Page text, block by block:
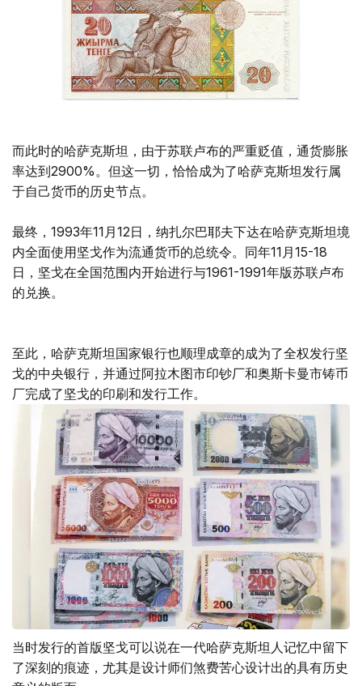
而此时的哈萨克斯坦，由于苏联卢布的严重贬值，通货膨胀
率达到2900%。但这一切，恰恰成为了哈萨克斯坦发行属
于自己货币的历史节点。
最终，1993年11月12日，纳扎尔巴耶夫下达在哈萨克斯坦境
内全面使用坚戈作为流通货币的总统令。同年11月15-18
日，坚戈在全国范围内开始进行与1961-1991年版苏联卢布
的兑换。
至此，哈萨克斯坦国家银行也顺理成章的成为了全权发行坚
戈的中央银行，并通过阿拉木图市印钞厂和奥斯卡曼市铸币
厂完成了坚戈的印刷和发行工作。
当时发行的首版坚戈可以说在一代哈萨克斯坦人记忆中留下
了深刻的痕迹，尤其是设计师们煞费苦心设计出的具有历史